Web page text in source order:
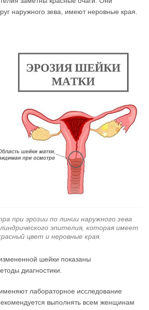
наружного зева, имеют неровные края.
при эрозии по линии наружного зева
эпителия, которая имеет
цвет и неровные края.
шейки показаны
диагностики.
лабораторное исследование
выполнять всем женщинам